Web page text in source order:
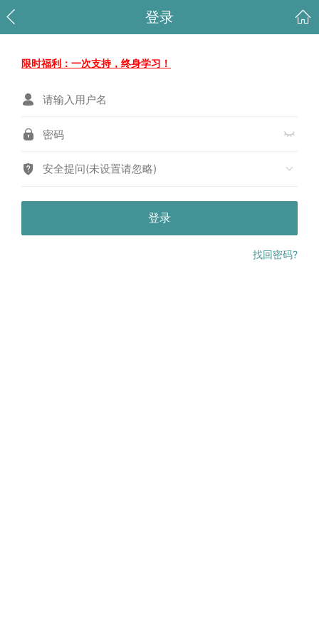
登录
限时福利：一次支持，终身学习！
安全提问(未设置请忽略)
登录
找回密码?